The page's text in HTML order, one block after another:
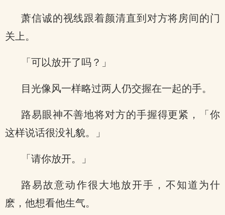
萧信诚的视线跟着颜清直到对方将房间的门
关上。
「可以放开了吗？」
目光像风一样略过两人仍交握在一起的手。
路易眼神不善地将对方的手握得更紧，「你
这样说话很没礼貌。」
「请你放开。」
路易故意动作很大地放开手，不知道为什
麽，他想看他生气。